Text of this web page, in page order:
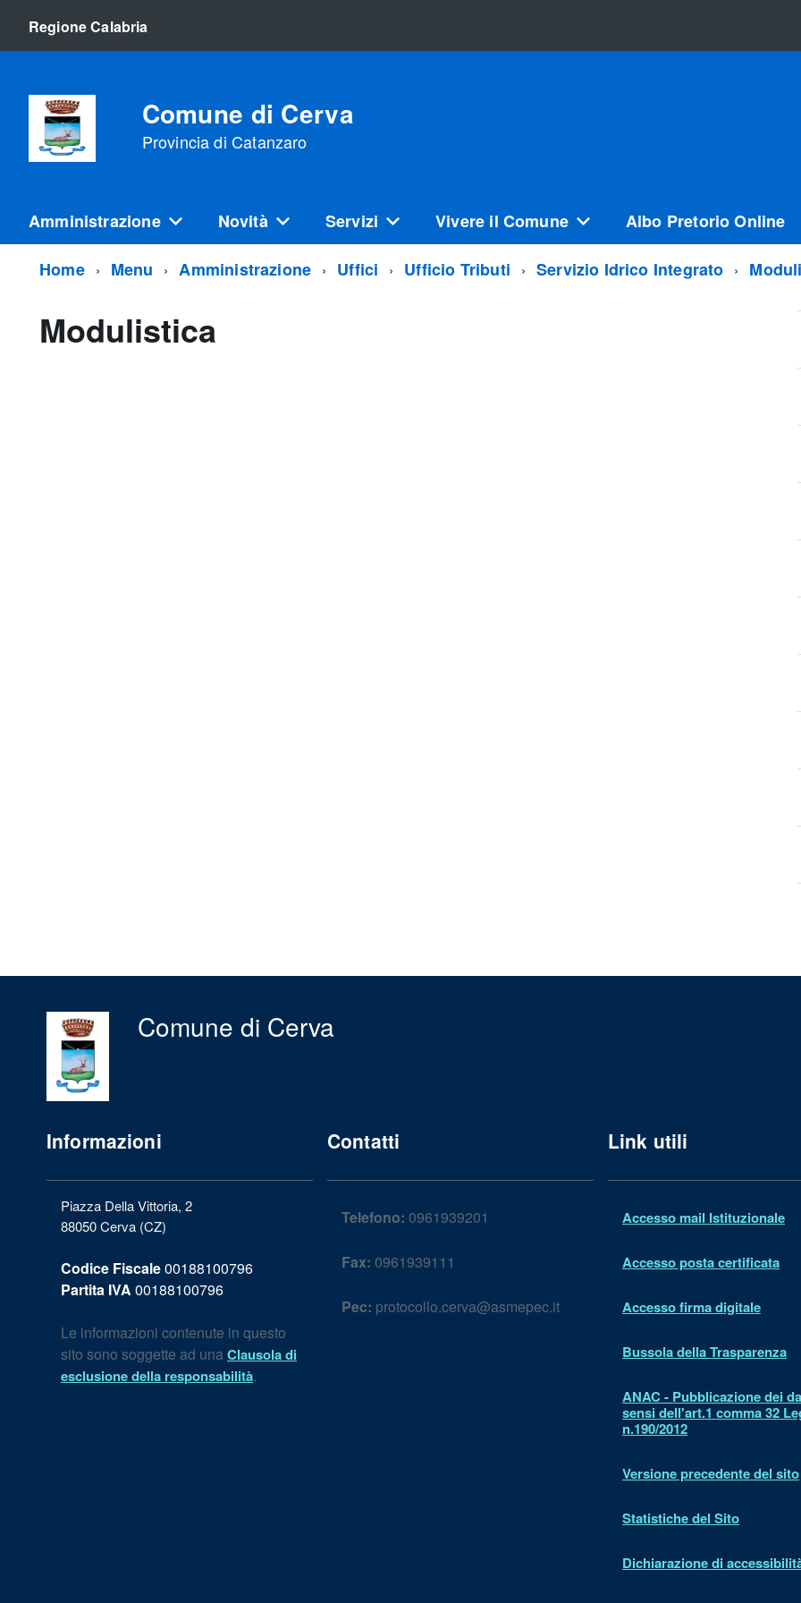
Regione Calabria
Comune di Cerva
Provincia di Catanzaro
Amministrazione Novità Servizi Vivere il Comune Albo Pretorio Online
Home Menu Amministrazione Uffici Ufficio Tributi Servizio Idrico Integrato
Modulistica
Comune di Cerva
Informazioni
Piazza Della Vittoria, 2
88050 Cerva (CZ)
Codice Fiscale00188100796
Partita IVA 00188100796
Le informazioni contenute in questo
sito sono soggette ad unaClausola di
esclusione della responsabilità.
Contatti
Telefono: 0961939201
Fax: 0961939111
Pec: protocollo.cerva@asmepec.it
Link utili
Accesso mail Istituzionale
Accesso posta certificata
Accesso firma digitale
Bussola della Trasparenza
ANAC - Pubblicazione dei
sensi dell'art.1 comma 32
n.190/2012
Versione precedente del sito
Statistiche del Sito
Dichiarazione di